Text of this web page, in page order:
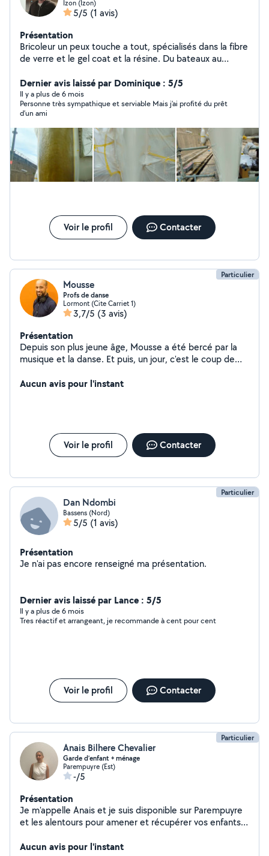
Izon (Izon)
5/5 (1 avis)
Présentation
Bricoleur un peux touche a tout, spécialisés dans la fibre
de verre et le gel coat et la résine. Du bateaux au
carrosserie et reprise de phare.
Dernier avis laissé par Dominique : 5/5
Il y a plus de 6 mois
Personne très sympathique et serviable Mais j’ai profité du prêt
d’un ami
Voir le profil Contacter
Particulier
Mousse
Profs de danse
Lormont (Cite Carriet 1)
3,7/5 (3 avis)
Présentation
Depuis son plus jeune âge, Mousse a été bercé par la
musique et la danse. Et puis, un jour, c'est le coup de
de se lancer à corps perdu dans la salsa, partant à la
Aucun avis pour l'instant
Voir le profil Contacter
Particulier
Dan Ndombi
Bassens (Nord)
5/5 (1 avis)
Présentation
Je n'ai pas encore renseigné ma présentation.
Dernier avis laissé par Lance : 5/5
Il y a plus de 6 mois
Tres réactif et arrangeant, je recommande à cent pour cent
Voir le profil Contacter
Particulier
Anais Bilhere Chevalier
Garde d’enfant + ménage
Parempuyre (Est)
-/5
Présentation
Je m'appelle Anais et je suis disponible sur Parempuyre
et les alentours pour amener et récupérer vos enfants
ménage si besoin :)
Aucun avis pour l'instant